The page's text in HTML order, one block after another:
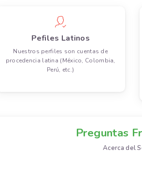
Pefiles Latinos
Nuestros perfiles son cuentas de
procedencia latina (México, Colombia,
Perú, etc.)
Preguntas
Acerca del